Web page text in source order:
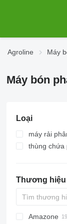
Agroline Máy
Máy bón
Loại
máy rải
thùng chứa
Thương hiệu
Exacta
XPL
Amazone